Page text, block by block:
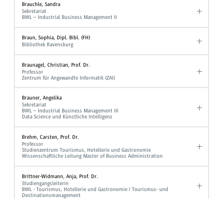
Brauchle, Sandra
Sekretariat
BWL – Industrial Business Management II
Braun, Sophia, Dipl. Bibl. (FH)
Bibliothek Ravensburg
Braunagel, Christian, Prof. Dr.
Professor
Zentrum für Angewandte Informatik (ZAI)
Brauner, Angelika
Sekretariat
BWL – Industrial Business Management III
Data Science und Künstliche Intelligenz
Brehm, Carsten, Prof. Dr.
Professor
Studienzentrum Tourismus, Hotellerie und Gastronomie
Wissenschaftliche Leitung Master of Business Administration
Brittner-Widmann, Anja, Prof. Dr.
Studiengangsleiterin
BWL - Tourismus, Hotellerie und Gastronomie / Tourismus- und
Destinationsmanagement